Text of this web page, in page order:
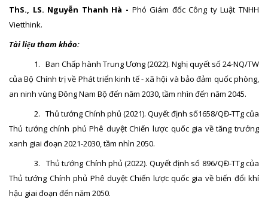
ThS., LS. Nguyễn Thanh Hà - Phó Giám đốc Công ty Luật TNHH
Vietthink.
Tài liệu tham khảo:
1. Ban Chấp hành Trung Ương (2022). Nghị quyết số 24-NQ/TW
của Bộ Chính trị về Phát triển kinh tế - xã hội và bảo đảm quốc phòng,
an ninh vùng Đông Nam Bộ đến năm 2030, tầm nhìn đến năm 2045.
2. Thủ tướng Chính phủ (2021). Quyết định số1658/QĐ-TTg của
Thủ tướng chính phủ Phê duyệt Chiến lược quốc gia về tăng trưởng
xanh giai đoạn 2021-2030, tầm nhìn 2050.
3.
Thủ tướng Chính phủ (2022). Quyết định số 896/QĐ-TTg của
Thủ tướng Chính phủ Phê duyệt Chiến lược quốc gia về biến đổi khí
hậu giai đoạn đến năm 2050.